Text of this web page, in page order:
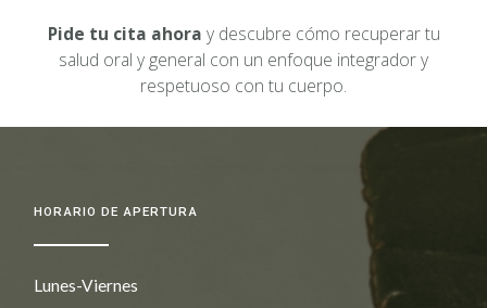
Pide tu cita ahora y descubre cómo recuperar tu
salud oral y general con un enfoque integrador y
respetuoso con tu cuerpo.
HORARIO DE APERTURA
Lunes-Viernes